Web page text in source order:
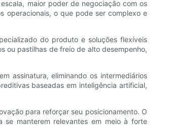
maior poder de negociação com os
operacionais, o que pode ser complexo e
do produto e soluções flexíveis
ou pastilhas de freio de alto desempenho,
assinatura, eliminando os intermediários
baseadas em inteligência artificial,
para reforçar seu posicionamento. O
se manterem relevantes em meio à forte